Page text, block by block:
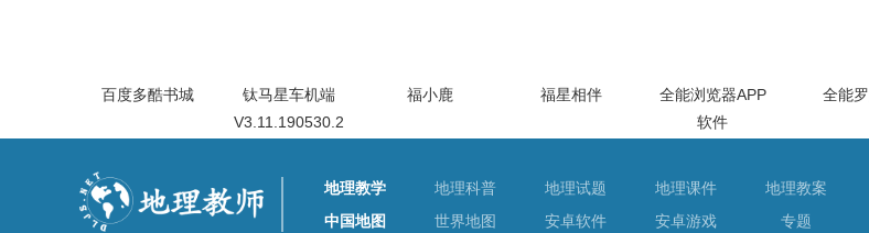
百度多酷书城
钛马星车机端
V3.11.190530.2
福小鹿 福星相伴
全能浏览器APP
软件
全能
地理教学 地理科普 地理试题 地理课件 地理教案
中国地图
世界地图 安卓软件 安卓游戏 专题